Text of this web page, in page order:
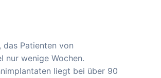
Patienten von
nur wenige Wochen.
liegt bei über 90